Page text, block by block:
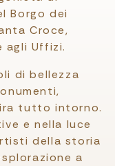
Borgo dei
Croce,
agli Uffizi.
di bellezza
tutto intorno.
e nella luce
della storia
a